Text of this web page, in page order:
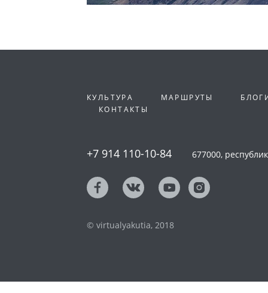
КУЛЬТУРА МАРШРУТЫ
КОНТАКТЫ
+7 914 110-10-84 677000,
© virtualyakutia, 2018